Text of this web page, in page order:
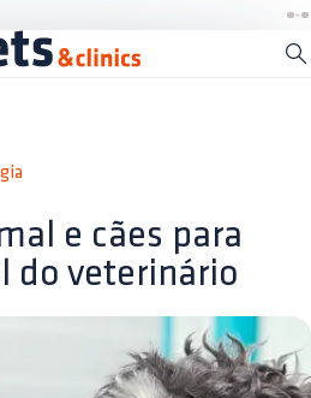
e cães para
do veterinário